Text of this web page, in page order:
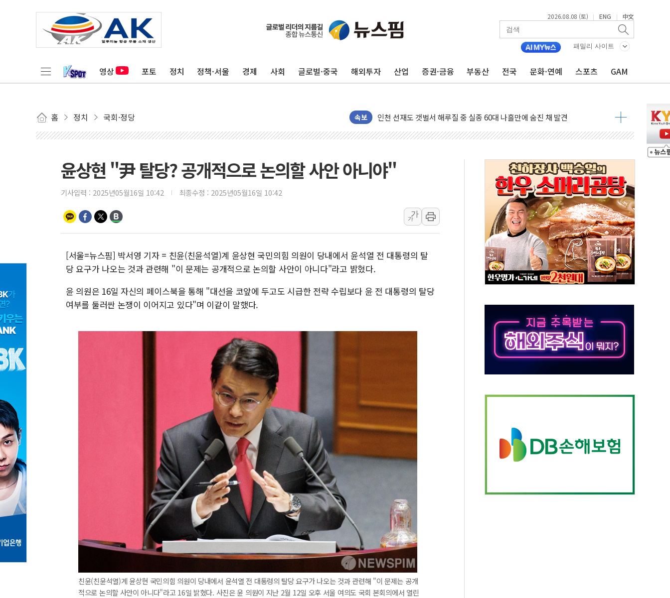
2026.08.08 (토) | ENG | 中文
패밀리 사이트
영상 포토 정치 정책·서울 경제 사회 글로벌·중국 해외투자 산업 증권·금융 부동산 전국 문화·연예 스포츠 GAM
홈 정치 국회·정당 속보
서울 중랑구 주택가서 흉기 난동…60대 남성 2명 숨져
여수 오동도 인근 해상서 모터보트 전복…1명 사망·1명 실종
추미애, '위안부' 피해자 기림의 날 참석..."국제적 시민 연대로 목소리 내야"
인천서 말다툼 중 어머니 흉기 살해 10대 아들 체포
'화합' 꺼낸 김민석에 '뻔뻔' 받아친 정청래…제주 연설서 신경전 고조
동해중부 전 해상 풍랑주의보…10일까지 최대 3.5m 높은 물결
연일 폭염에 온열질환 사망 23명…정부, 비상대응기구 가동
中 전방위 아파트 부양, 수도 베이징도 부동산 규제 철폐
인제 용대리 계곡서 수위 상승으로 피서객 7명 고립…전원 구조
동해시, 11~14일 '별똥별 멍' 운영…페르세우스 유성우 관측
강원 중·남부 동해안 시간당 50mm 이상 폭우…호우경보 발효
청양 밭에서 일하던 90대 숨져…온열질환 여부 조사
폭염에 車 운전면허 기능시험 오전 집중 편성…체감온도 38도 넘으면 중단
李대통령, 'ISA·주가누르기 방지법' 전면 재검토 지시
'호우 특보' 경북 울진 시간당 20~30mm 강한 비...가뭄 해소될 듯
오세훈 "용산공원 주택 검토, 민주당 스스로 원칙 뒤집는 것"
윤상현 "尹 탈당? 공개적으로 논의할 사안 아니야"
기사입력 : 2025년05월16일 10:42 최종수정 : 2025년05월16일 10:42
가
가
[서울=뉴스핌] 박서영 기자 = 친윤(친윤석열)계 윤상현 국민의힘 의원이 당내에서 윤석열 전 대통령의 탈
당 요구가 나오는 것과 관련해 "이 문제는 공개적으로 논의할 사안이 아니다"라고 밝혔다.
윤 의원은 16일 자신의 페이스북을 통해 "대선을 코앞에 두고도 시급한 전략 수립보다 윤 전 대통령의 탈당
여부를 둘러싼 논쟁이 이어지고 있다"며 이같이 말했다.
친윤(친윤석열)계 윤상현 국민의힘 의원이 당내에서 윤석열 전 대통령의 탈당 요구가 나오는 것과 관련해 "이 문제는 공개
적으로 논의할 사안이 아니다"라고 16일 밝혔다. 사진은 윤 의원이 지난 2월 12일 오후 서울 여의도 국회 본회의에서 열린